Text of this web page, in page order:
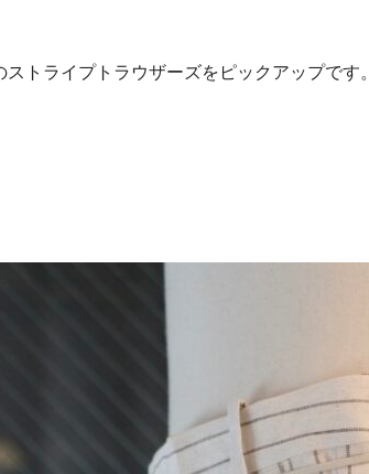
トライプトラウザーズをピックアップです。